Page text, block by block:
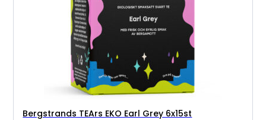
Bergstrands TEArs EKO Earl Grey 6x15st